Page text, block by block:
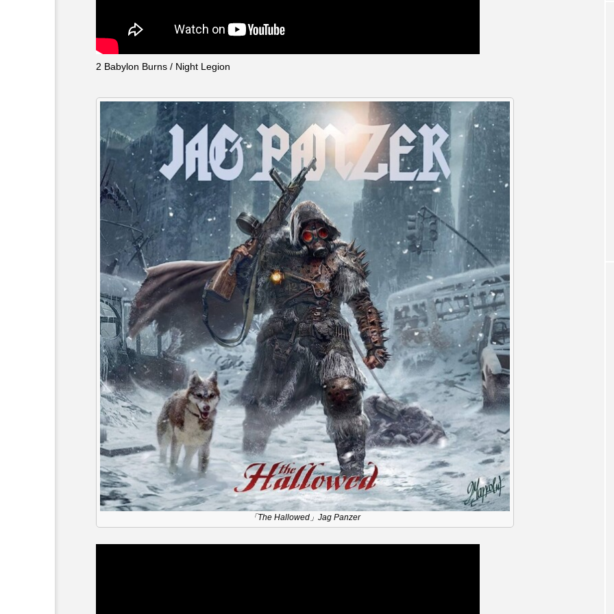
キング・オブ・キングス
グリム童話の部屋 ケネス・ブラナー ゲスト コクヨ
シム・ウンギョン シム・ヒョンソ シルヴィオ・ソルディーニ
ジェシカ・チャステイン ジェシー・バックリー ジオジオのかんむり
ジューン・スキップ ジョディ・フォスター ジョージア スイス
スカーレット・ヨハンソン スケルトン！のりもの編 スターキャットアルバトロス・フィ
スティーブン・キング スペイン映画 スペシャルナビゲーター
ソミーラ・リア・フッディン タイ映画 ダイヤモンド 私たちの衣装工房
ダミアーノ・ミキエレット チャイルド・フィルム チャップリン
ツォウ・シーチン ツーリストファミリー デュオ 1/2のピアニスト
トリデミー賞 トルコ ドイツ ドキュメンタリー ドナルド・トランプ
ナースコール ニーナ・イエ ノルウェー映画 ハサン・ハーディ
バニーン・アハマド・ナーイフ バンドー神戸青少年科学館 パルコ
ピチカート・ママ ファームサーカスの地産地消をあそぼう！ フィンランド フェ
フラワータウン フラワータウン市民センター フラワータウン市民センターホール
フリーペーパー フレーベル館 ブノワ・ドゥローム ブライアン・エプスタイン
2 Babylon Burns / Night Legion
「The Hallowed」Jag Panzer